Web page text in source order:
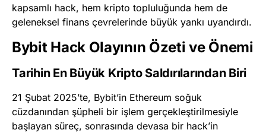
kapsamlı hack, hem kripto topluluğunda hem de
geleneksel finans çevrelerinde büyük yankı uyandırdı.
Bybit Hack Olayının Özeti ve Önemi
Tarihin En Büyük Kripto Saldırılarından Biri
21 Şubat 2025’te, Bybit’in Ethereum soğuk
cüzdanından şüpheli bir işlem gerçekleştirilmesiyle
başlayan süreç, sonrasında devasa bir hack’in